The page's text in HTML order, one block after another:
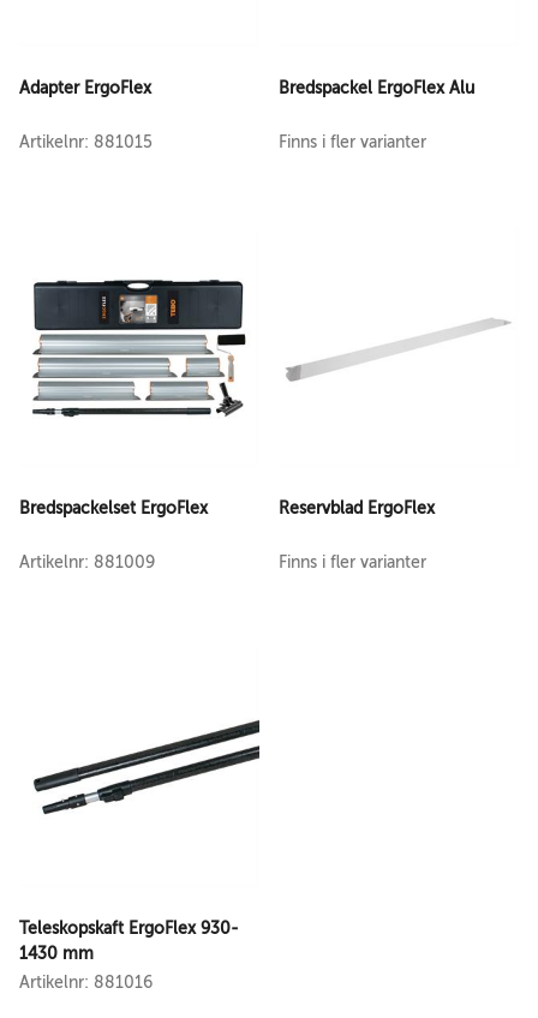
Adapter ErgoFlex
Artikelnr: 881015
Bredspackel ErgoFlex Alu
Finns i fler varianter
Bredspackelset ErgoFlex
Artikelnr: 881009
Reservblad ErgoFlex
Finns i fler varianter
Teleskopskaft ErgoFlex 930-
1430 mm
Artikelnr: 881016